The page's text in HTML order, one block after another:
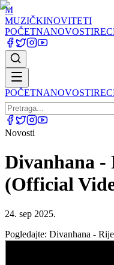
M
MUZIČKINOVITETI
POČETNANOVOSTI
POČETNANOVOSTI
Novosti
Divanhana -
(Official
24. sep 2025.
Pogledajte: Divanhana -